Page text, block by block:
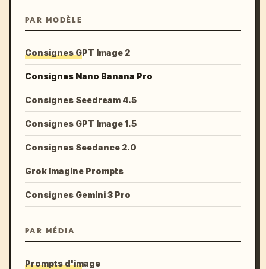
PAR MODÈLE
Consignes GPT Image 2
Consignes Nano Banana Pro
Consignes Seedream 4.5
Consignes GPT Image 1.5
Consignes Seedance 2.0
Grok Imagine Prompts
Consignes Gemini 3 Pro
PAR MÉDIA
Prompts d'image